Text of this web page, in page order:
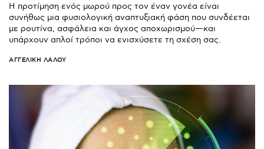
Η προτίμηση ενός μωρού προς τον έναν γονέα είναι
συνήθως μια φυσιολογική αναπτυξιακή φάση που συνδέεται
με ρουτίνα, ασφάλεια και άγχος αποχωρισμού—και
υπάρχουν απλοί τρόποι να ενισχύσετε τη σχέση σας.
ΑΓΓΕΛΙΚΉ ΛΆΛΟΥ